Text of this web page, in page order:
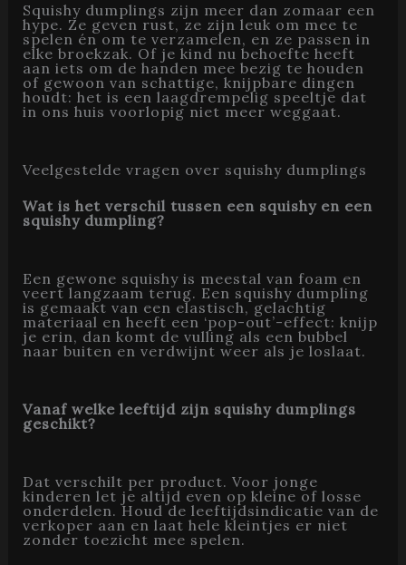
Squishy dumplings zijn meer dan zomaar een
hype. Ze geven rust, ze zijn leuk om mee te
spelen én om te verzamelen, en ze passen in
elke broekzak. Of je kind nu behoefte heeft
aan iets om de handen mee bezig te houden
of gewoon van schattige, knijpbare dingen
houdt: het is een laagdrempelig speeltje dat
in ons huis voorlopig niet meer weggaat.
Veelgestelde vragen over squishy dumplings
Wat is het verschil tussen een squishy en een
squishy dumpling?
Een gewone squishy is meestal van foam en
veert langzaam terug. Een squishy dumpling
is gemaakt van een elastisch, gelachtig
materiaal en heeft een ‘pop-out’-effect: knijp
je erin, dan komt de vulling als een bubbel
naar buiten en verdwijnt weer als je loslaat.
Vanaf welke leeftijd zijn squishy dumplings
geschikt?
Dat verschilt per product. Voor jonge
kinderen let je altijd even op kleine of losse
onderdelen. Houd de leeftijdsindicatie van de
verkoper aan en laat hele kleintjes er niet
zonder toezicht mee spelen.